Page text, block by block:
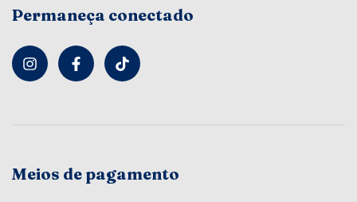
Permaneça conectado
Meios de pagamento